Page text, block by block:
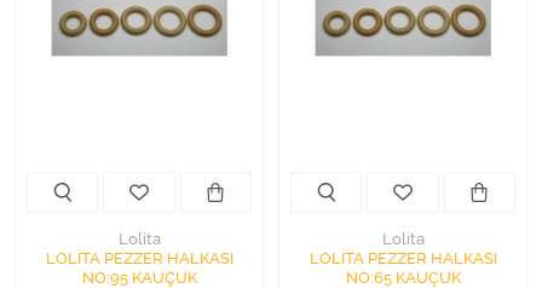
Kişisel Bakım ve Sağlık
Ortopedi Ürünleri
Ortopedi Ürünleri
Lolita
LOLİTA PEZZER HALKASI
NO:95 KAUÇUK
Lolita
LOLİTA PEZZER HALKASI
NO:65 KAUÇUK